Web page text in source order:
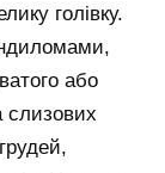
голівку.
або
слизових